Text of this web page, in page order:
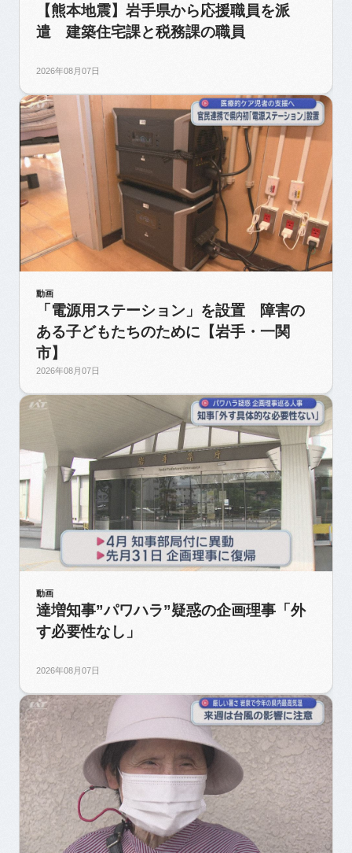
【熊本地震】岩手県から応援職員を派
遣 建築住宅課と税務課の職員
2026年08月07日
動画
「電源用ステーション」を設置 障害の
ある子どもたちのために【岩手・一関
市】
2026年08月07日
動画
達増知事”パワハラ”疑惑の企画理事「外
す必要性なし」
2026年08月07日